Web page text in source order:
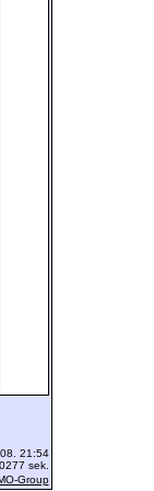
21:54
sek.
Group